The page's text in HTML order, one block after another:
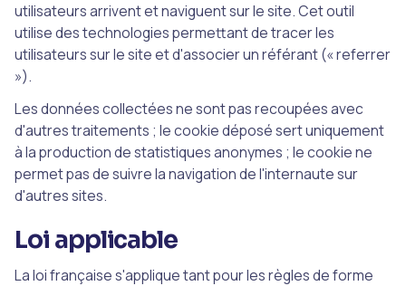
utilisateurs arrivent et naviguent sur le site. Cet outil
utilise des technologies permettant de tracer les
utilisateurs sur le site et d'associer un référant (« referrer
»).
Les données collectées ne sont pas recoupées avec
d'autres traitements ; le cookie déposé sert uniquement
à la production de statistiques anonymes ; le cookie ne
permet pas de suivre la navigation de l'internaute sur
d'autres sites.
Loi applicable
La loi française s'applique tant pour les règles de forme